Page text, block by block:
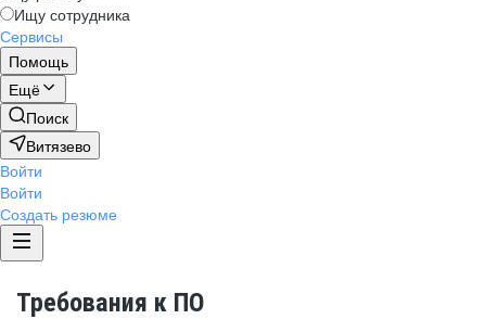
Ищу сотрудника
Сервисы
Помощь
Ещё
Поиск
Витязево
Войти
Войти
Создать резюме
Требования к ПО